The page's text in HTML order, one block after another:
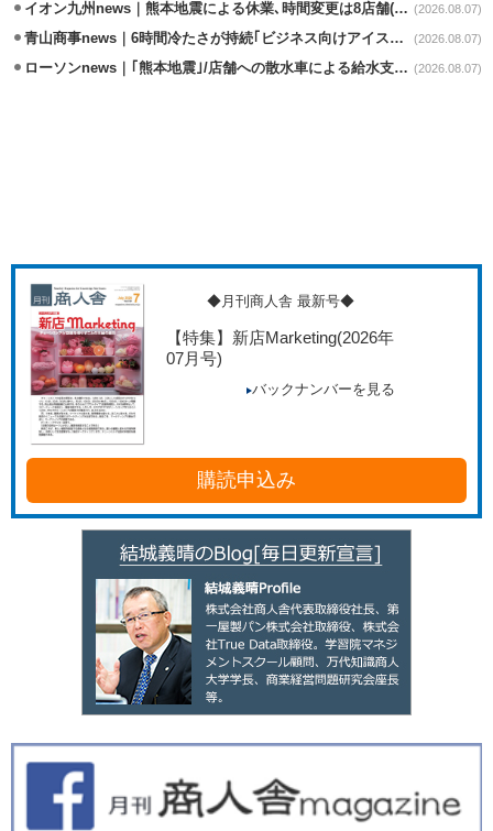
イオン九州news｜熊本地震による休業､時間変更は8店舗(8/7時点) (2026.08.07)
青山商事news｜6時間冷たさが持続｢ビジネス向けアイスベスト｣発売 (2026.08.07)
ローソンnews｜｢熊本地震｣/店舗への散水車による給水支援を開始 (2026.08.07)
◆月刊商人舎 最新号◆
【特集】新店Marketing(2026年
07月号)
バックナンバーを見る
購読申込み